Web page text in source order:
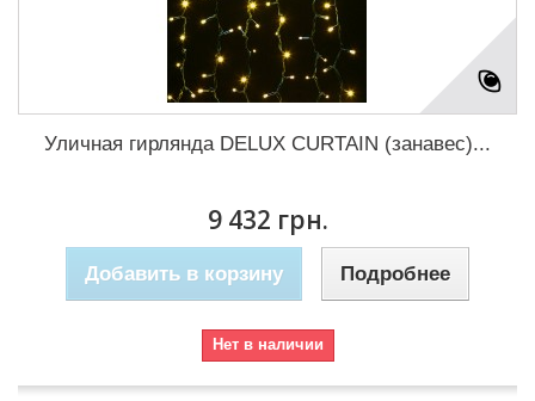
Уличная гирлянда DELUX CURTAIN (занавес)...
9 432 грн.
Добавить в корзину Подробнее
Нет в наличии